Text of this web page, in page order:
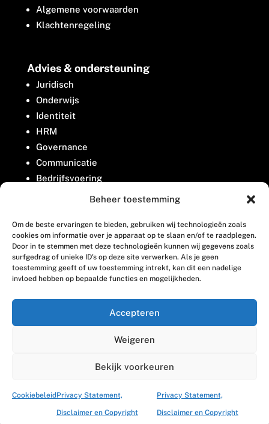
Beheer toestemming
Om de beste ervaringen te bieden, gebruiken wij technologieën zoals
cookies om informatie over je apparaat op te slaan en/of te raadplegen.
Door in te stemmen met deze technologieën kunnen wij gegevens zoals
surfgedrag of unieke ID's op deze site verwerken. Als je geen
toestemming geeft of uw toestemming intrekt, kan dit een nadelige
invloed hebben op bepaalde functies en mogelijkheden.
Accepteren
Weigeren
Bekijk voorkeuren
CookiebeleidPrivacy Statement,
Disclaimer en Copyright
Privacy Statement,
Disclaimer en Copyright
Algemene voorwaarden
Klachtenregeling
Advies & ondersteuning
Juridisch
Onderwijs
Identiteit
HRM
Governance
Communicatie
Bedrijfsvoering
Belangenbehartiging
Contact
Houttuinlaan 8
3447 GM Woerden